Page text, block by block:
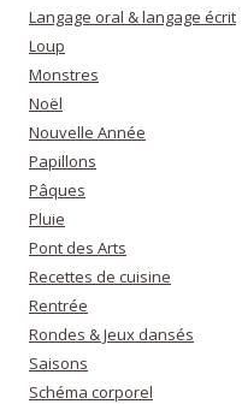
Langage oral & langage écrit
Loup
Monstres
Noël
Nouvelle Année
Papillons
Pâques
Pluie
Pont des Arts
Recettes de cuisine
Rentrée
Rondes & Jeux dansés
Saisons
Schéma corporel